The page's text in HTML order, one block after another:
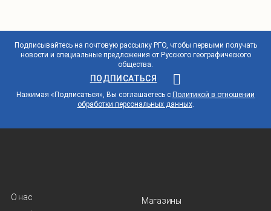
Подписывайтесь на почтовую рассылку РГО, чтобы первыми получать
новости и специальные предложения от Русского географического
общества.
ПОДПИСАТЬСЯ
Нажимая «Подписаться», Вы соглашаетесь с Политикой в отношении
обработки персональных данных.
О нас
Магазины